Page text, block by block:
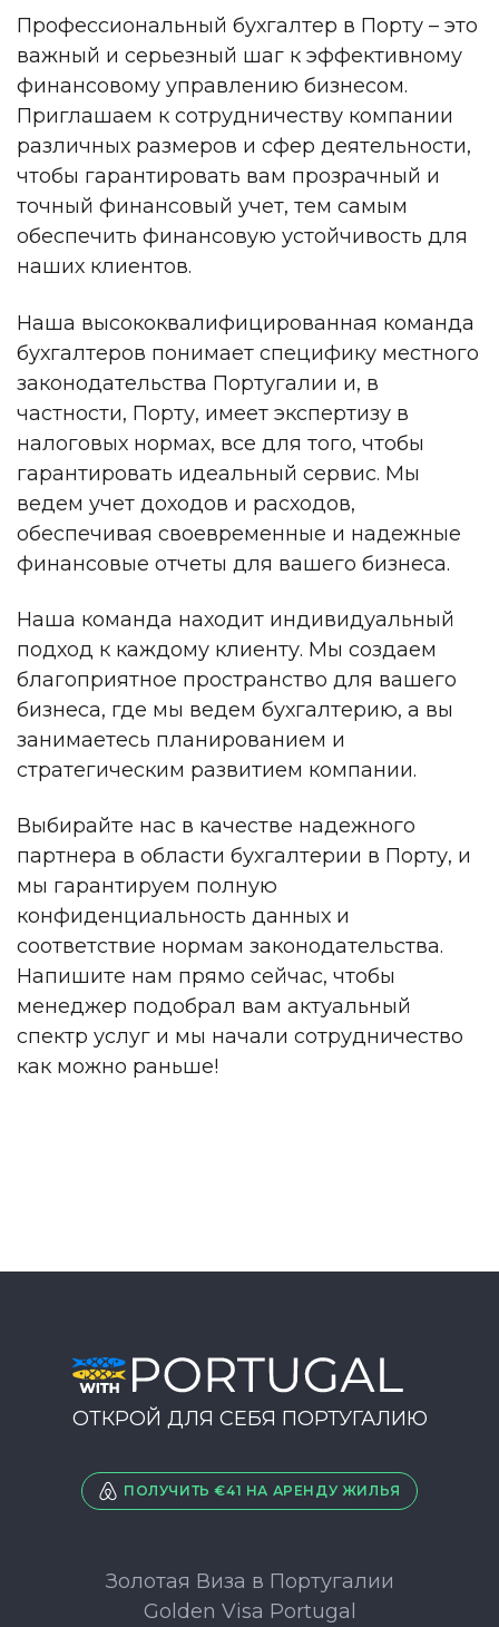
Профессиональный бухгалтер в Порту – это
важный и серьезный шаг к эффективному
финансовому управлению бизнесом.
Приглашаем к сотрудничеству компании
различных размеров и сфер деятельности,
чтобы гарантировать вам прозрачный и
точный финансовый учет, тем самым
обеспечить финансовую устойчивость для
наших клиентов.
Наша высококвалифицированная команда
бухгалтеров понимает специфику местного
законодательства Португалии и, в
частности, Порту, имеет экспертизу в
налоговых нормах, все для того, чтобы
гарантировать идеальный сервис. Мы
ведем учет доходов и расходов,
обеспечивая своевременные и надежные
финансовые отчеты для вашего бизнеса.
Наша команда находит индивидуальный
подход к каждому клиенту. Мы создаем
благоприятное пространство для вашего
бизнеса, где мы ведем бухгалтерию, а вы
занимаетесь планированием и
стратегическим развитием компании.
Выбирайте нас в качестве надежного
партнера в области бухгалтерии в Порту, и
мы гарантируем полную
конфиденциальность данных и
соответствие нормам законодательства.
Напишите нам прямо сейчас, чтобы
менеджер подобрал вам актуальный
спектр услуг и мы начали сотрудничество
как можно раньше!
ОТКРОЙ ДЛЯ СЕБЯ ПОРТУГАЛИЮ
ПОЛУЧИТЬ €41 НА АРЕНДУ ЖИЛЬЯ
Золотая Виза в Португалии
Golden Visa Portugal